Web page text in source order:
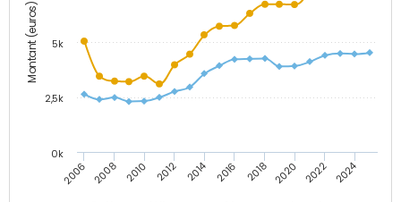
Montant (euros)
2006 2008 2010 2012 2014 2016 2018 2020 2022 2024
0k
2,5k
5k